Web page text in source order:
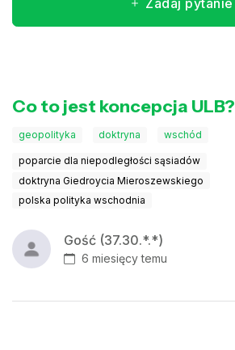
Co to jest koncepcja ULB?
geopolityka doktryna wschód
poparcie dla niepodległości sąsiadów
doktryna Giedroycia Mieroszewskiego
polska polityka wschodnia
Gość (37.30.*.*)
6 miesięcy temu